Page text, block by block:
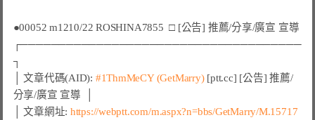
●00052 m1210/22 ROSHINA7855  □ [公告] 推薦/分享/廣宣 宣導
┌─────────────────────────────────────
┐
│ 文章代碼(AID): #1ThmMeCY (GetMarry) [ptt.cc] [公告] 推薦/
分享/廣宣 宣導  │
│ 文章網址: https://webptt.com/m.aspx?n=bbs/GetMarry/M.15717